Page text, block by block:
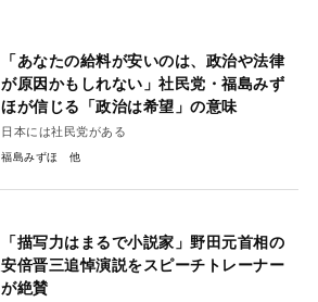
「あなたの給料が安いのは、政治や法律
が原因かもしれない」社民党・福島みず
ほが信じる「政治は希望」の意味
日本には社民党がある
福島みずほ
「描写力はまるで小説家」野田元首相の
安倍晋三追悼演説をスピーチトレーナー
が絶賛